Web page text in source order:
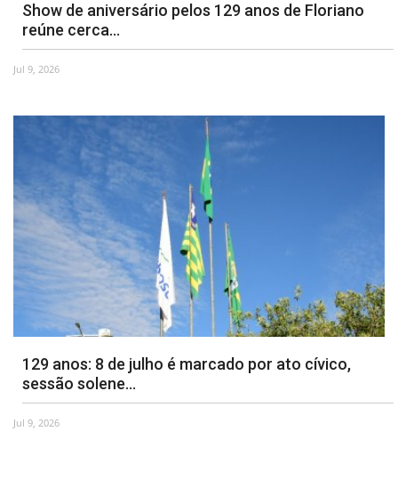
Show de aniversário pelos 129 anos de Floriano
reúne cerca...
Jul 9, 2026
129 anos: 8 de julho é marcado por ato cívico,
sessão solene...
Jul 9, 2026